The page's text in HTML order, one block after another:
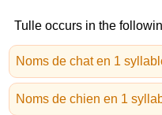
Tulle occurs in the
Noms de chat en 1
Noms de chien en 1